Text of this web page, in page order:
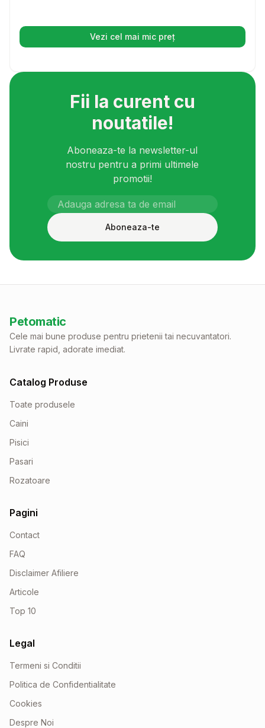
Vezi cel mai mic preț(se deschide într-o filă nouă)
Fii la curent cu
noutatile!
Aboneaza-te la newsletter-ul
nostru pentru a primi ultimele
promotii!
Aboneaza-te
Petomatic
Cele mai bune produse pentru prietenii tai necuvantatori.
Livrate rapid, adorate imediat.
Catalog Produse
Toate produsele
Caini
Pisici
Pasari
Rozatoare
Pagini
Contact
FAQ
Disclaimer Afiliere
Articole
Top 10
Legal
Termeni si Conditii
Politica de Confidentialitate
Cookies
Despre Noi